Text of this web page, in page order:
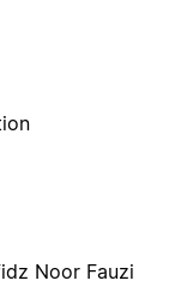
Noor Fauzi